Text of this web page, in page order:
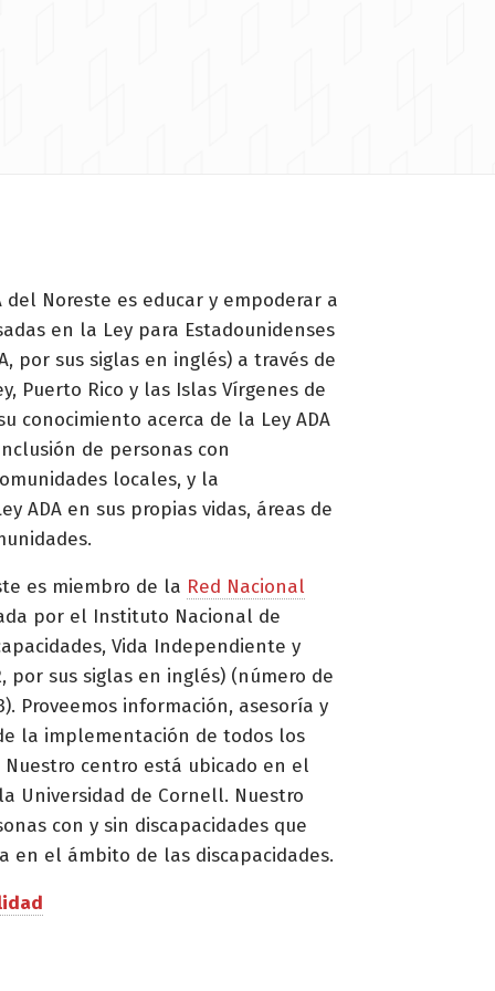
del Noreste es educar y empoderar a
en la Ley para Estadounidenses
por sus siglas en inglés) a través de
Puerto Rico y las Islas Vírgenes de
conocimiento acerca de la Ley ADA
de personas con
locales, y la
ADA en sus propias vidas, áreas de
es miembro de la Red Nacional
por el Instituto Nacional de
Vida Independiente y
por sus siglas en inglés) (número de
Proveemos información, asesoría y
la implementación de todos los
Nuestro centro está ubicado en el
Universidad de Cornell. Nuestro
con y sin discapacidades que
en el ámbito de las discapacidades.